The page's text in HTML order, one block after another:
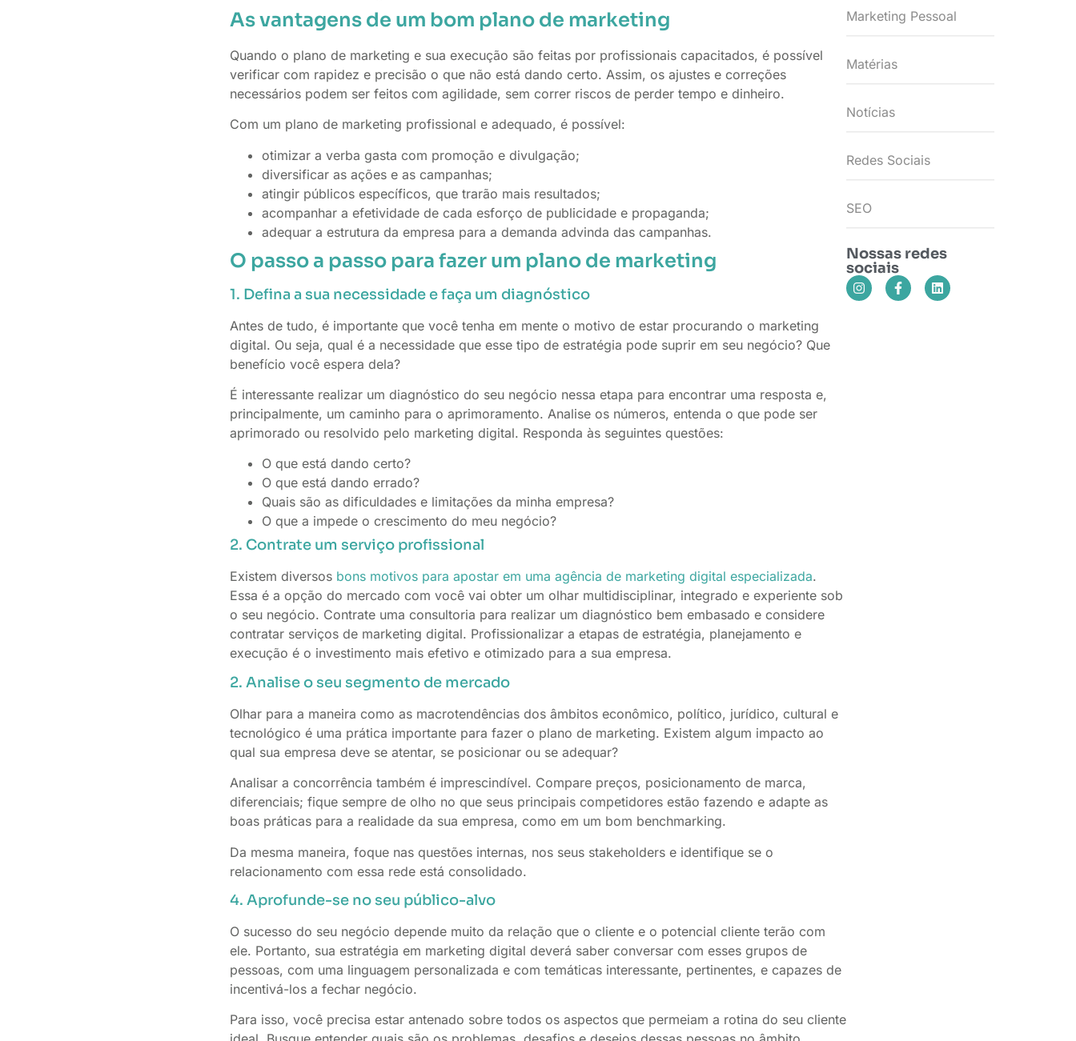
As vantagens de um bom plano de marketing
Quando o plano de marketing e sua execução são feitas por profissionais capacitados, é possível
verificar com rapidez e precisão o que não está dando certo. Assim, os ajustes e correções
necessários podem ser feitos com agilidade, sem correr riscos de perder tempo e dinheiro.
Com um plano de marketing profissional e adequado, é possível:
otimizar a verba gasta com promoção e divulgação;
diversificar as ações e as campanhas;
atingir públicos específicos, que trarão mais resultados;
acompanhar a efetividade de cada esforço de publicidade e propaganda;
adequar a estrutura da empresa para a demanda advinda das campanhas.
O passo a passo para fazer um plano de marketing
1. Defina a sua necessidade e faça um diagnóstico
Antes de tudo, é importante que você tenha em mente o motivo de estar procurando o marketing
digital. Ou seja, qual é a necessidade que esse tipo de estratégia pode suprir em seu negócio? Que
benefício você espera dela?
É interessante realizar um diagnóstico do seu negócio nessa etapa para encontrar uma resposta e,
principalmente, um caminho para o aprimoramento. Analise os números, entenda o que pode ser
aprimorado ou resolvido pelo marketing digital. Responda às seguintes questões:
O que está dando certo?
O que está dando errado?
Quais são as dificuldades e limitações da minha empresa?
O que a impede o crescimento do meu negócio?
2. Contrate um serviço profissional
Existem diversos bons motivos para apostar em uma agência de marketing digital especializada.
Essa é a opção do mercado com você vai obter um olhar multidisciplinar, integrado e experiente sob
o seu negócio. Contrate uma consultoria para realizar um diagnóstico bem embasado e considere
contratar serviços de marketing digital. Profissionalizar a etapas de estratégia, planejamento e
execução é o investimento mais efetivo e otimizado para a sua empresa.
2. Analise o seu segmento de mercado
Olhar para a maneira como as macrotendências dos âmbitos econômico, político, jurídico, cultural e
tecnológico é uma prática importante para fazer o plano de marketing. Existem algum impacto ao
qual sua empresa deve se atentar, se posicionar ou se adequar?
Analisar a concorrência também é imprescindível. Compare preços, posicionamento de marca,
diferenciais; fique sempre de olho no que seus principais competidores estão fazendo e adapte as
boas práticas para a realidade da sua empresa, como em um bom benchmarking.
Da mesma maneira, foque nas questões internas, nos seus stakeholders e identifique se o
relacionamento com essa rede está consolidado.
4. Aprofunde-se no seu público-alvo
O sucesso do seu negócio depende muito da relação que o cliente e o potencial cliente terão com
ele. Portanto, sua estratégia em marketing digital deverá saber conversar com esses grupos de
pessoas, com uma linguagem personalizada e com temáticas interessante, pertinentes, e capazes de
incentivá-los a fechar negócio.
Para isso, você precisa estar antenado sobre todos os aspectos que permeiam a rotina do seu cliente
Marketing Pessoal
Matérias
Notícias
Redes Sociais
SEO
Nossas redes
sociais